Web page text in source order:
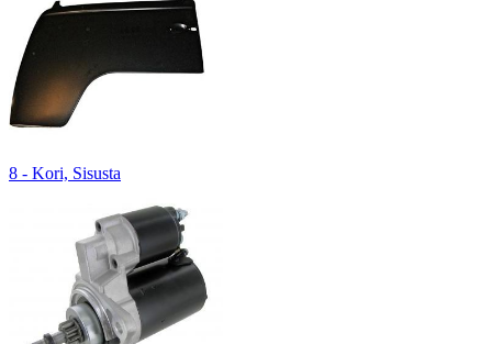
8 - Kori, Sisusta